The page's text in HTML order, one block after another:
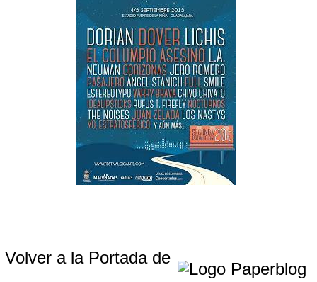
Volver a la Portada de